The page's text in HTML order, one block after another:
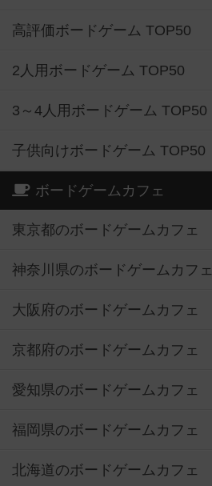
高評価ボードゲーム TOP50
2人用ボードゲーム TOP50
3～4人用ボードゲーム TOP50
子供向けボードゲーム TOP50
ボードゲームカフェ
東京都のボードゲームカフェ
神奈川県のボードゲームカフェ
大阪府のボードゲームカフェ
京都府のボードゲームカフェ
愛知県のボードゲームカフェ
福岡県のボードゲームカフェ
北海道のボードゲームカフェ